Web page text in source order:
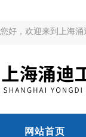
您好，欢迎来到上海涌
网站首页